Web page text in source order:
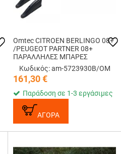
Omtec CITROEN BERLINGO 08+
/PEUGEOT PARTNER 08+
ΠΑΡΑΛΛΗΛΕΣ ΜΠΑΡΕΣ
ΟΡΟΦΗΣ ΑΛΟΥΜΙΝΙΟΥ L1
ΜΑΥΡΕΣ
Κωδικός: am-5723930B/OM
161,30€
Παράδοση σε 1-3 εργάσιμες
ΑΓΟΡΑ